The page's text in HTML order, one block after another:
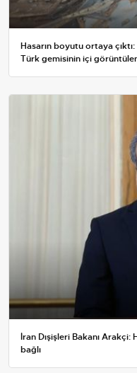
Hasarın boyutu ortaya
Türk gemisinin içi
İran Dışişleri Bakanı Arakçi:
bağlı